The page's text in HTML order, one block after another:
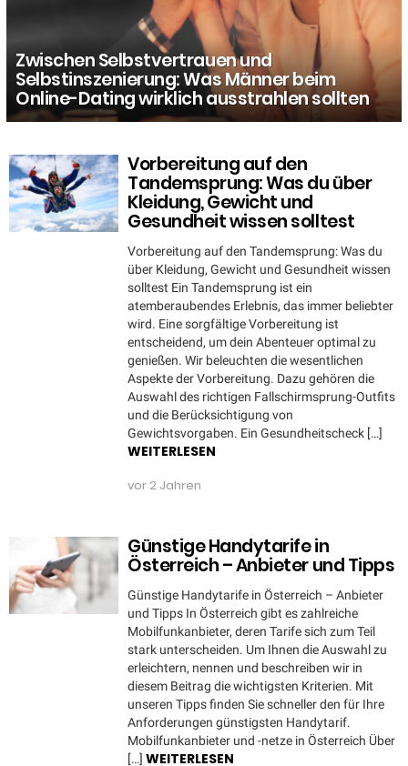
Zwischen Selbstvertrauen und
Selbstinszenierung: Was Männer beim
Online-Dating wirklich ausstrahlen sollten
MORE
STORIES
Vorbereitung auf den
Tandemsprung: Was du über
Kleidung, Gewicht und
Gesundheit wissen solltest
Vorbereitung auf den Tandemsprung: Was du
über Kleidung, Gewicht und Gesundheit wissen
solltest Ein Tandemsprung ist ein
atemberaubendes Erlebnis, das immer beliebter
wird. Eine sorgfältige Vorbereitung ist
entscheidend, um dein Abenteuer optimal zu
genießen. Wir beleuchten die wesentlichen
Aspekte der Vorbereitung. Dazu gehören die
Auswahl des richtigen Fallschirmsprung-Outfits
und die Berücksichtigung von
Gewichtsvorgaben. Ein Gesundheitscheck […]
WEITERLESEN
vor 2 Jahren
Günstige Handytarife in
Österreich – Anbieter und Tipps
Günstige Handytarife in Österreich – Anbieter
und Tipps In Österreich gibt es zahlreiche
Mobilfunkanbieter, deren Tarife sich zum Teil
stark unterscheiden. Um Ihnen die Auswahl zu
erleichtern, nennen und beschreiben wir in
diesem Beitrag die wichtigsten Kriterien. Mit
unseren Tipps finden Sie schneller den für Ihre
Anforderungen günstigsten Handytarif.
Mobilfunkanbieter und -netze in Österreich Über
[…] WEITERLESEN